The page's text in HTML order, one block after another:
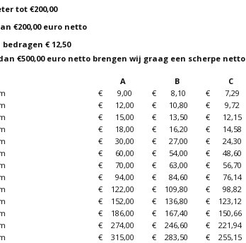
tot €200,00
€200,00 euro netto
€ 12,50
€500,00 euro netto brengen wij graag een scherpe netto
A B
C
€ 9,00 € 8,10
€ 7,29
€ 12,00 € 10,80
€ 9,72
€ 15,00 € 13,50
€ 12,15
€ 18,00 € 16,20
€ 14,58
€ 30,00 € 27,00
€ 24,30
€ 60,00 € 54,00
€ 48,60
€ 70,00 € 63,00
€ 56,70
€ 94,00 € 84,60
€ 76,14
€ 122,00 € 109,80
€ 98,82
€ 152,00 € 136,80
€ 123,12
€ 186,00 € 167,40
€ 150,66
€ 274,00 € 246,60
€ 221,94
€ 315,00 € 283,50
€ 255,15